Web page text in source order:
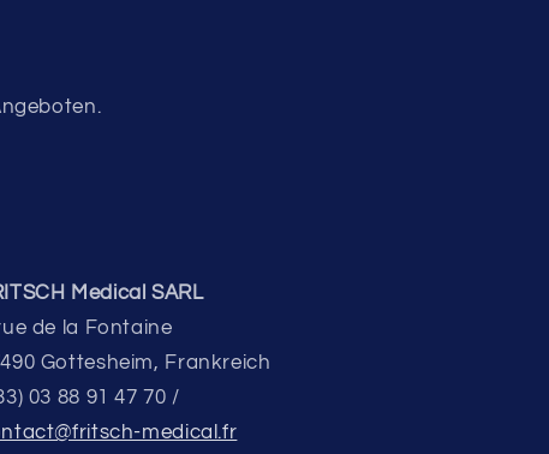
Medical SARL
de la Fontaine
Gottesheim, Frankreich
03 88 91 47 70 /
medical.fr